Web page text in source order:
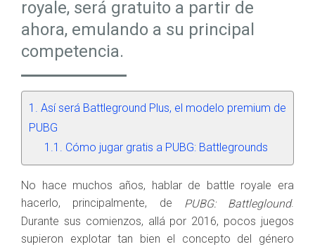
royale, será gratuito a partir de
ahora, emulando a su principal
competencia.
Así será Battleground Plus, el modelo premium de
PUBG
Cómo jugar gratis a PUBG: Battlegrounds
No hace muchos años, hablar de battle royale era
hacerlo, principalmente, de PUBG: Battleglound.
Durante sus comienzos, allá por 2016, pocos juegos
supieron explotar tan bien el concepto del género